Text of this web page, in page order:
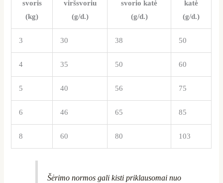
svoris
(kg)
viršsvoriu
(g/d.)
svorio katė
(g/d.)
katė
(g/d.)
3 30 38 50
4 35 50 60
5 40 56 75
6 46 65 85
8 60 80 103
Šėrimo normos gali kisti priklausomai nuo